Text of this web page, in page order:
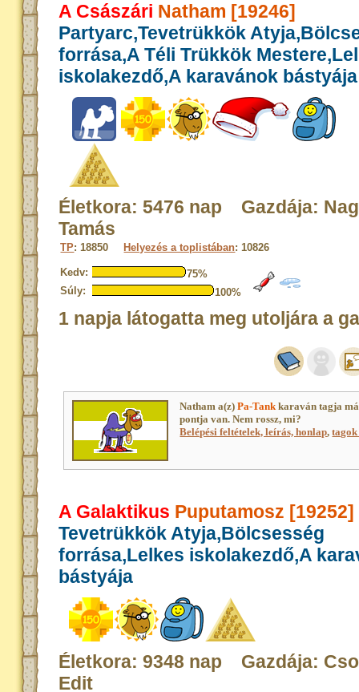
A Császári Natham [19246]
Partyarc,Tevetrükkök
forrása,A Téli Trükkök
iskolakezdő,A karavánok bástyája
Életkora: 5476 nap Gazdája:
Tamás
TP: 18850 Helyezés a toplistában: 10826
Kedv:
75%
Súly:
100%
1 napja látogatta meg utoljára a
Natham a(z)Pa-Tankkaraván tagja
pontja van. Nem rossz, mi?
Belépési feltételek, leírás, honlap,
A Galaktikus Puputamosz [19252]
Tevetrükkök Atyja,Bölcsesség
forrása,Lelkes iskolakezdő,A
bástyája
Életkora: 9348 nap Gazdája:
Edit